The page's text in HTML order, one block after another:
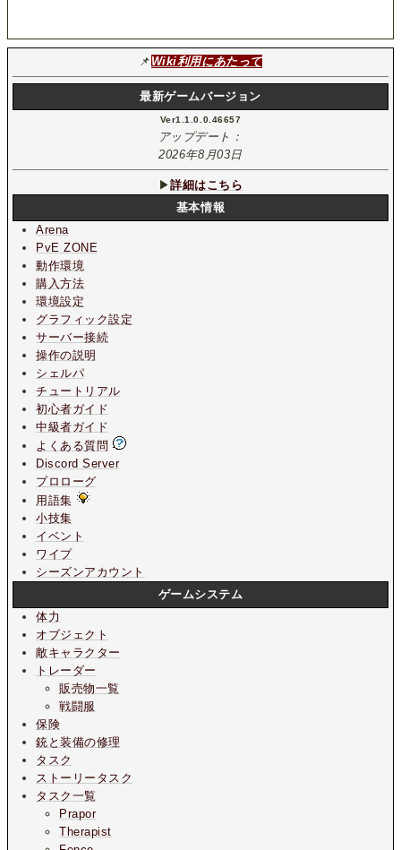
📌 Wiki利用にあたって
最新ゲームバージョン
Ver1.1.0.0.46657
アップデート：
2026年8月03日
▶詳細はこちら
基本情報
Arena
PvE ZONE
動作環境
購入方法
環境設定
グラフィック設定
サーバー接続
操作の説明
シェルパ
チュートリアル
初心者ガイド
中級者ガイド
よくある質問
Discord Server
プロローグ
用語集
小技集
イベント
ワイプ
シーズンアカウント
ゲームシステム
体力
オブジェクト
敵キャラクター
トレーダー
販売物一覧
戦闘服
保険
銃と装備の修理
タスク
ストーリータスク
タスク一覧
Prapor
Therapist